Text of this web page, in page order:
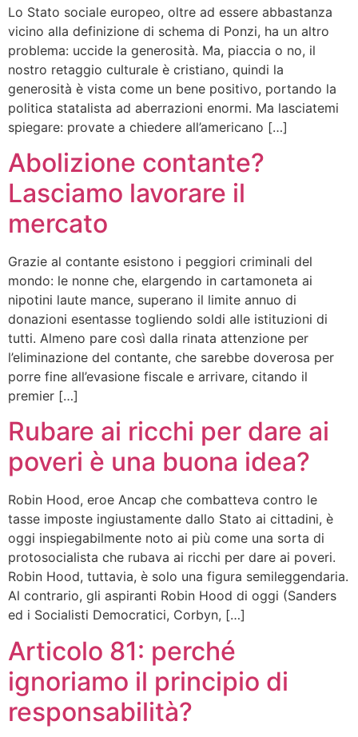
Lo Stato sociale europeo, oltre ad essere abbastanza
vicino alla definizione di schema di Ponzi, ha un altro
problema: uccide la generosità. Ma, piaccia o no, il
nostro retaggio culturale è cristiano, quindi la
generosità è vista come un bene positivo, portando la
politica statalista ad aberrazioni enormi. Ma lasciatemi
spiegare: provate a chiedere all’americano […]
Abolizione contante?
Lasciamo lavorare il
mercato
Grazie al contante esistono i peggiori criminali del
mondo: le nonne che, elargendo in cartamoneta ai
nipotini laute mance, superano il limite annuo di
donazioni esentasse togliendo soldi alle istituzioni di
tutti. Almeno pare così dalla rinata attenzione per
l’eliminazione del contante, che sarebbe doverosa per
porre fine all’evasione fiscale e arrivare, citando il
premier […]
Rubare ai ricchi per dare ai
poveri è una buona idea?
Robin Hood, eroe Ancap che combatteva contro le
tasse imposte ingiustamente dallo Stato ai cittadini, è
oggi inspiegabilmente noto ai più come una sorta di
protosocialista che rubava ai ricchi per dare ai poveri.
Robin Hood, tuttavia, è solo una figura semileggendaria.
Al contrario, gli aspiranti Robin Hood di oggi (Sanders
ed i Socialisti Democratici, Corbyn, […]
Articolo 81: perché
ignoriamo il principio di
responsabilità?